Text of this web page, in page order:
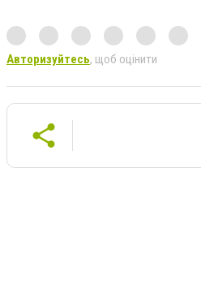
Авторизуйтесь, щоб оцінити